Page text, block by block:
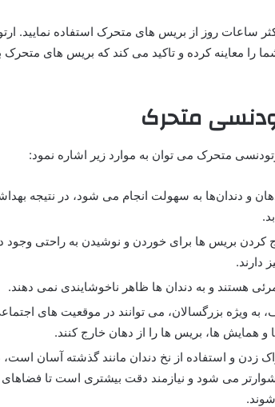
ساعات روز از بریس های متحرک استفاده نمایید.
را معاینه کرده و تاکید می ‌کند که بریس های متحرک
متحرک
متحرک می‌ توان به موارد زیر اشاره نمود:
و دندان‌ها به سهولت انجام می ‌شود، در نتیجه
کردن بریس ها برای خوردن و نوشیدن به راحتی وجود
دارند.
هستند و به دندان ‌ها ظاهر ناخوشایندی نمی ‌دهند.
به ویژه بزرگسالان، می ‌توانند در موقعیت های
و همایش‌ ها، بریس ها را از دهان خارج کنند.
زدن و استفاده از نخ دندان مانند گذشته آسان
می‌ شود و نیازمند دقت بیشتری است تا فضاهای